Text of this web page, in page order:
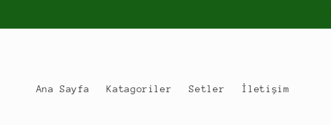
Ana Sayfa Katagoriler Setler İletişim